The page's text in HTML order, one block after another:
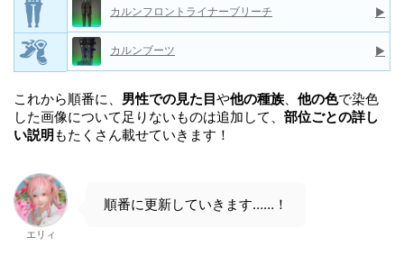
カルンフロントライナーブリーチ ▶
カルンブーツ ▶
これから順番に、 男性での見た目や他の種族、 他の色で染色
した画像について足りないものは追加して、 部位ごとの詳し
い説明もたくさん載せていきます！
エリィ
順番に更新していきます……！